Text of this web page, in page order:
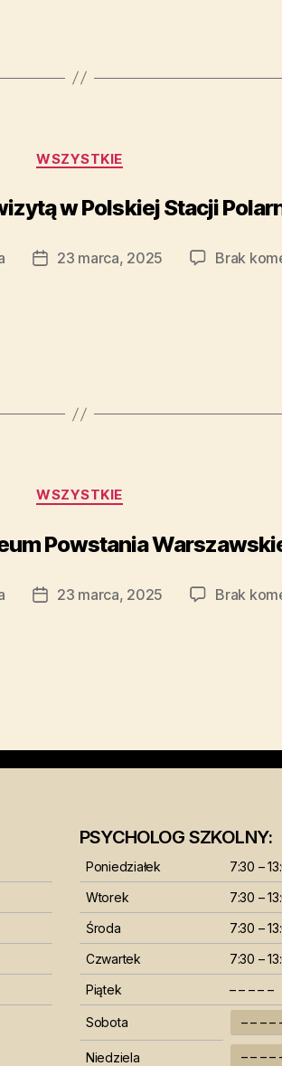
WSZYSTKIE
w Polskiej Stacji
23 marca, 2025 Brak
WSZYSTKIE
Powstania
23 marca, 2025 Brak
PSYCHOLOG SZKOLNY:
Poniedziałek
7:30 –
Wtorek
7:30 –
Środa
7:30 –
Czwartek
7:30 –
Piątek
– – – – –
Sobota – – – –
Niedziela – – – –